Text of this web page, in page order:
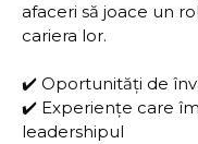
afaceri să joace un
cariera lor.
✔️ Oportunități de
✔️ Experiențe care
leadershipul